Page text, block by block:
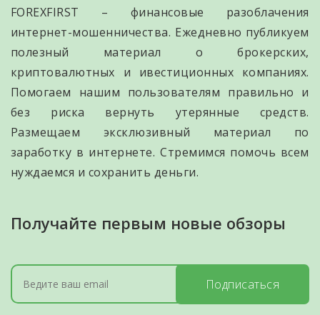
FOREXFIRST – финансовые разоблачения
интернет-мошенничества. Ежедневно публикуем
полезный материал о брокерских,
криптовалютных и ивестиционных компаниях.
Помогаем нашим пользователям правильно и
без риска вернуть утерянные средств.
Размещаем эксклюзивный материал по
заработку в интернете. Стремимся помочь всем
нуждаемся и сохранить деньги.
Получайте первым новые обзоры
Подписаться